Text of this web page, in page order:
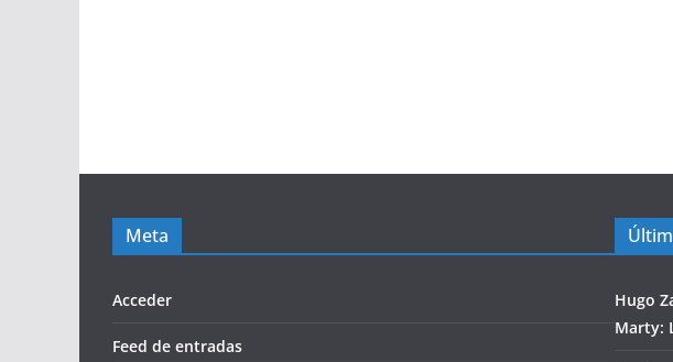
Meta
Acceder
Feed de entradas
Hugo
Marty: